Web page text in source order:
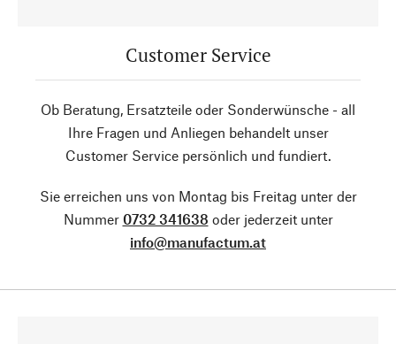
Customer Service
Ob Beratung, Ersatzteile oder Sonderwünsche - all
Ihre Fragen und Anliegen behandelt unser
Customer Service persönlich und fundiert.
Sie erreichen uns von Montag bis Freitag unter der
Nummer 0732 341638 oder jederzeit unter
info@manufactum.at